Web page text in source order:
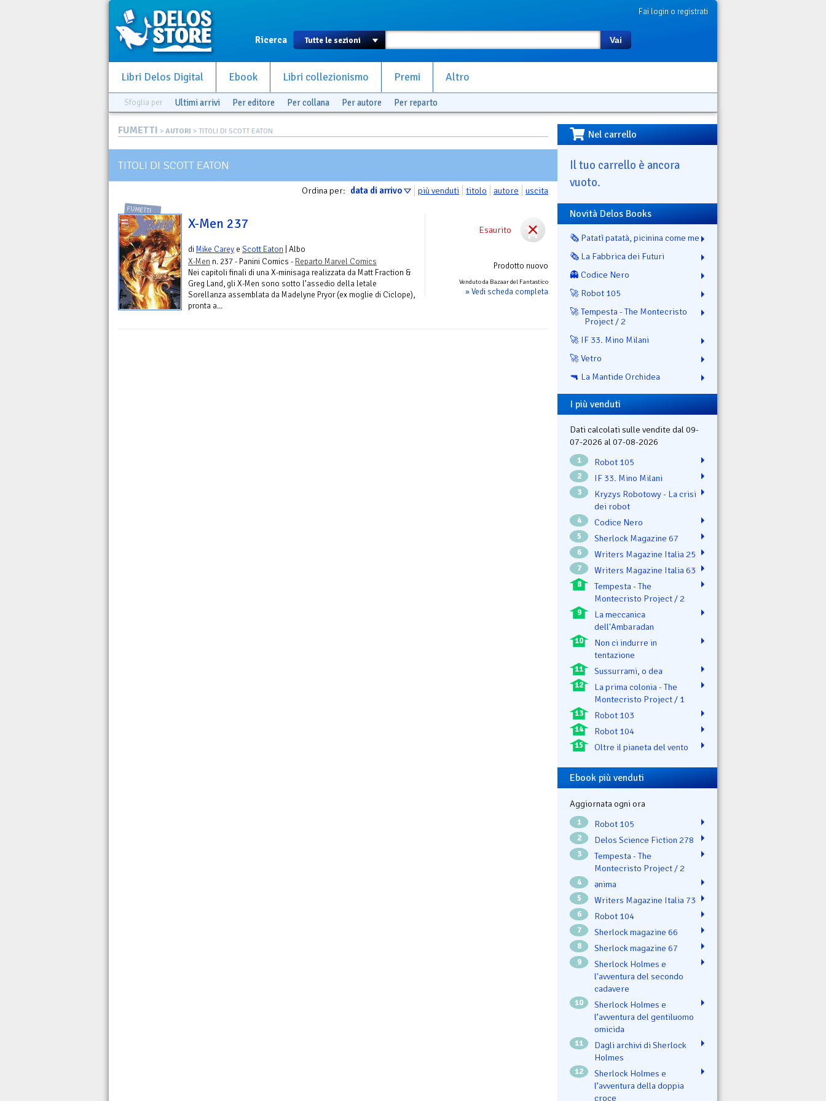
Fai login o registrati
Ricerca Vai
Libri Delos Digital Ebook Libri collezionismo Premi Altro
Sfoglia per Ultimi arrivi Per editore Per collana Per autore Per reparto
FUMETTI > AUTORI > TITOLI DI SCOTT EATON
TITOLI DI SCOTT EATON
Ordina per: data di arrivo più venduti titolo autore uscita
Esaurito
Prodotto nuovo
Venduto da Bazaar del Fantastico
» Vedi scheda completa
FUMETTI
X-Men 237
di Mike Carey e Scott Eaton | Albo
X-Men n. 237 - Panini Comics - Reparto Marvel Comics
Nei capitoli finali di una X-minisaga realizzata da Matt Fraction &
Greg Land, gli X-Men sono sotto l’assedio della letale
Sorellanza assemblata da Madelyne Pryor (ex moglie di Ciclope),
pronta a...
Nel carrello
Il tuo carrello è ancora
vuoto.
Novità Delos Books
🗞️ Patatì patatà, picinina come me
🗞️ La Fabbrica dei Futuri
👻 Codice Nero
🚀 Robot 105
🚀 Tempesta - The Montecristo
Project / 2
🚀 IF 33. Mino Milani
🚀 Vetro
🔫 La Mantide Orchidea
I più venduti
Dati calcolati sulle vendite dal 09-
07-2026 al 07-08-2026
1 Robot 105
2 IF 33. Mino Milani
3
Kryzys Robotowy - La crisi
dei robot
4 Codice Nero
5 Sherlock Magazine 67
6 Writers Magazine Italia 25
7 Writers Magazine Italia 63
8
Tempesta - The
Montecristo Project / 2
9
La meccanica
dell'Ambaradan
10
Non ci indurre in
tentazione
11 Sussurrami, o dea
12
La prima colonia - The
Montecristo Project / 1
13 Robot 103
14 Robot 104
15 Oltre il pianeta del vento
Ebook più venduti
Aggiornata ogni ora
1 Robot 105
2 Delos Science Fiction 278
3
Tempesta - The
Montecristo Project / 2
4 ənima
5 Writers Magazine Italia 73
6 Robot 104
7 Sherlock magazine 66
8 Sherlock magazine 67
9
Sherlock Holmes e
l'avventura del secondo
cadavere
10
Sherlock Holmes e
l’avventura del gentiluomo
omicida
11
Dagli archivi di Sherlock
Holmes
12
Sherlock Holmes e
l’avventura della doppia
croce